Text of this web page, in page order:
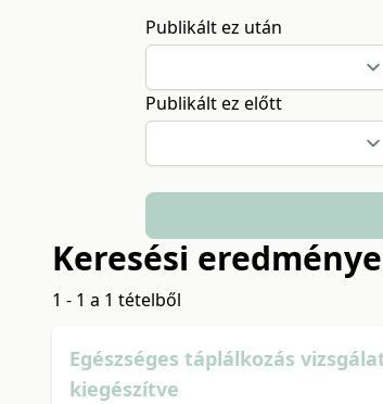
Publikált ez után
Publikált ez előtt
Keresési
1 - 1 a 1 tételből
Egészséges táplálkozás
kiegészítve